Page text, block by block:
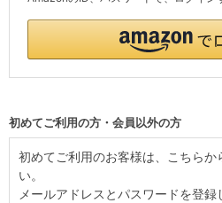
初めてご利用の方・会員以外の方
初めてご利用のお客様は、こちらか
い。
メールアドレスとパスワードを登